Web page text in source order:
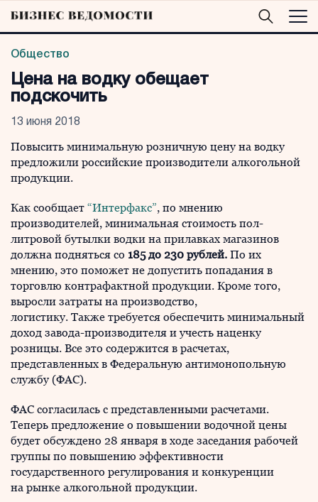
Общество
Цена на водку обещает
подскочить
13 июня 2018
Повысить минимальную розничную цену на водку
предложили российские производители алкогольной
продукции.
Как сообщает “Интерфакс”, по мнению
производителей, минимальная стоимость пол-
литровой бутылки водки на прилавках магазинов
должна подняться со 185 до 230 рублей. По их
мнению, это поможет не допустить попадания в
торговлю контрафактной продукции. Кроме того,
выросли затраты на производство,
логистику. Также требуется обеспечить минимальный
доход завода-производителя и учесть наценку
розницы. Все это содержится в расчетах,
представленных в Федеральную антимонопольную
службу (ФАС).
ФАС согласилась с представленными расчетами.
Теперь предложение о повышении водочной цены
будет обсуждено 28 января в ходе заседания рабочей
группы по повышению эффективности
государственного регулирования и конкуренции
на рынке алкогольной продукции.